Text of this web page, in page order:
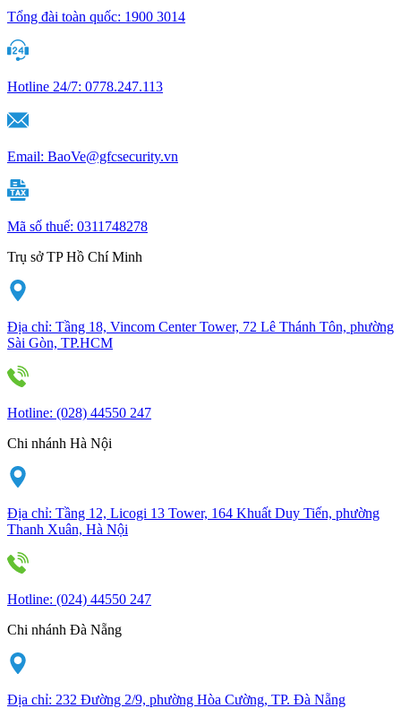
Tổng đài toàn quốc: 1900 3014
Hotline 24/7: 0778.247.113
Email: BaoVe@gfcsecurity.vn
Mã số thuế: 0311748278
Trụ sở TP Hồ Chí Minh
Địa chỉ: Tầng 18, Vincom Center Tower, 72 Lê Thánh Tôn, phường
Sài Gòn, TP.HCM
Hotline: (028) 44550 247
Chi nhánh Hà Nội
Địa chỉ: Tầng 12, Licogi 13 Tower, 164 Khuất Duy Tiến, phường
Thanh Xuân, Hà Nội
Hotline: (024) 44550 247
Chi nhánh Đà Nẵng
Địa chỉ: 232 Đường 2/9, phường Hòa Cường, TP. Đà Nẵng